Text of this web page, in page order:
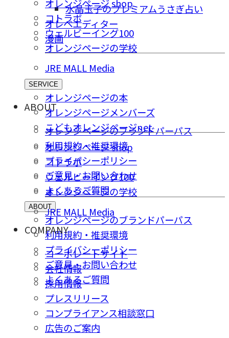
水晶玉子のプレミアムうさぎ占い
オレペエディター
漫画
オレンジページ shop
コトラボ
ウェルビーイング100
オレンジページの学校
JRE MALL Media
SERVICE
オレンジページの本
オレンジページメンバーズ
こどもオレンジページnet
オレンジページ shop
コトラボ
ウェルビーイング100
オレンジページの学校
JRE MALL Media
ABOUT
オレンジページのブランドパーパス
利用規約・推奨環境
プライバシーポリシー
ご意⾒・お問い合わせ
よくあるご質問
ABOUT
オレンジページのブランドパーパス
利用規約・推奨環境
プライバシーポリシー
ご意⾒・お問い合わせ
よくあるご質問
COMPANY
コーポレートサイト
会社情報
採⽤情報
プレスリリース
コンプライアンス相談窓⼝
広告のご案内